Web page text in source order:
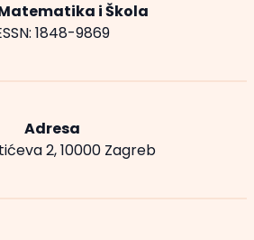
i Škola
1848-9869
Adresa
2, 10000 Zagreb